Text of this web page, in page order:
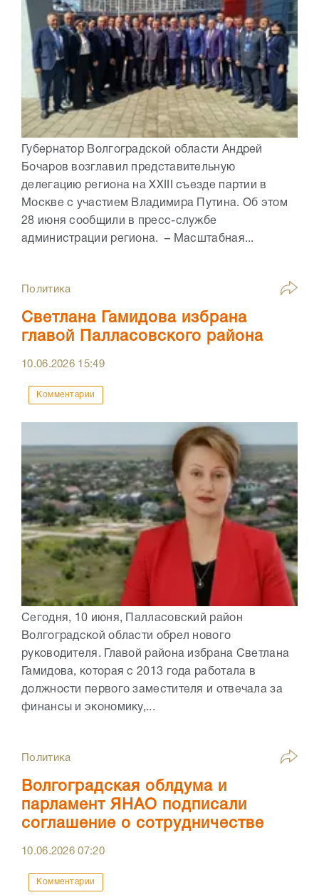
Губернатор Волгоградской области Андрей
Бочаров возглавил представительную
делегацию региона на XXIII съезде партии в
Москве с участием Владимира Путина. Об этом
28 июня сообщили в пресс-службе
администрации региона. – Масштабная...
Политика
Светлана Гамидова избрана
главой Палласовского района
10.06.2026 15:49
Комментарии
Сегодня, 10 июня, Палласовский район
Волгоградской области обрел нового
руководителя. Главой района избрана Светлана
Гамидова, которая с 2013 года работала в
должности первого заместителя и отвечала за
финансы и экономику,...
Политика
Волгоградская облдума и
парламент ЯНАО подписали
соглашение о сотрудничестве
10.06.202607:20
Комментарии